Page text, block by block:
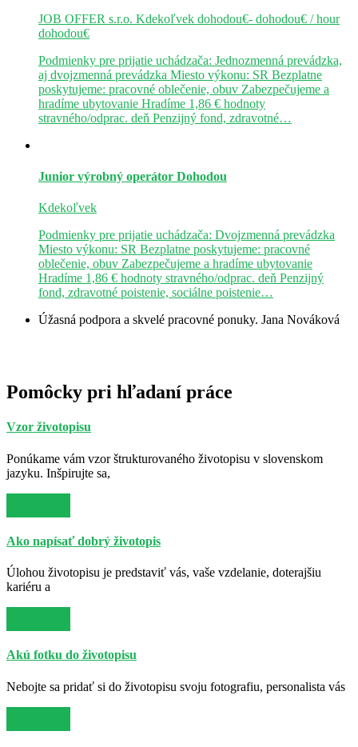
JOB OFFER s.r.o. Kdekoľvek dohodou€- dohodou€ / hour
dohodou€
Podmienky pre prijatie uchádzača: Jednozmenná prevádzka,
aj dvojzmenná prevádzka Miesto výkonu: SR Bezplatne
poskytujeme: pracovné oblečenie, obuv Zabezpečujeme a
hradíme ubytovanie Hradíme 1,86 € hodnoty
stravného/odprac. deň Penzijný fond, zdravotné…
Junior výrobný operátor Dohodou
Kdekoľvek
Podmienky pre prijatie uchádzača: Dvojzmenná prevádzka
Miesto výkonu: SR Bezplatne poskytujeme: pracovné
oblečenie, obuv Zabezpečujeme a hradíme ubytovanie
Hradíme 1,86 € hodnoty stravného/odprac. deň Penzijný
fond, zdravotné poistenie, sociálne poistenie…
Úžasná podpora a skvelé pracovné ponuky. Jana Nováková
Pomôcky pri hľadaní práce
Vzor životopisu
Ponúkame vám vzor štrukturovaného životopisu v slovenskom
jazyku. Inšpirujte sa,
Ako napísať dobrý životopis
Úlohou životopisu je predstaviť vás, vaše vzdelanie, doterajšiu
kariéru a
Akú fotku do životopisu
Nebojte sa pridať si do životopisu svoju fotografiu, personalista vás